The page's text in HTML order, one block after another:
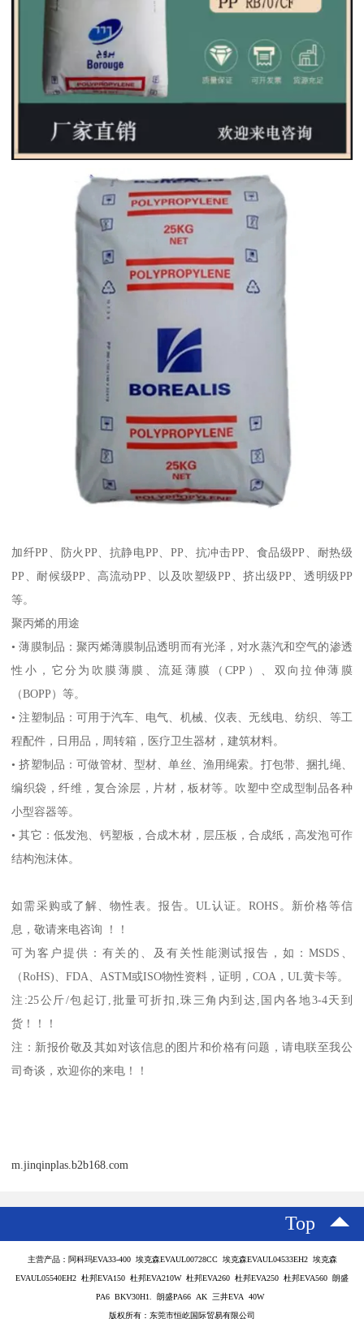
加纤PP 、防火 PP 、抗静电PP PP 、抗冲击PP 、食品级PP 、耐热级
PP 、耐候级PP 、高流动PP 、以及吹塑级PP 、挤出级PP 、透明级PP
等。
聚丙烯的用途
•薄膜制品：聚丙烯薄膜制品透明而有光泽，对水蒸汽和空气的渗透
性小，它分为吹膜薄膜、流延薄膜（CPP ）、双向拉伸薄膜
（BOPP ）等。
•注塑制品：可用于汽车、电气、机械、仪表、无线电、纺织、等工
程配件，日用品，周转箱，医疗卫生器材，建筑材料。
•挤塑制品：可做管材、型材、单丝、渔用绳索。打包带、捆扎绳、
编织袋，纤维，复合涂层，片材，板材等。吹塑中空成型制品各种
小型容器等。
•其它：低发泡、钙塑板，合成木材，层压板，合成纸，高发泡可作
结构泡沫体。
如需采购或了解、物性表。报告。 UL认证。ROHS 。新价格等信
息，敬请来电咨询 ！！
可为客户提供：有关的、及有关性能测试报告，如： MSDS
（RoHS) 、FDA ASTM或ISO物性资料，证明，COA ，UL黄卡等。
注 :25公斤/包起订 批量可折扣 珠三角内到达 国内各地3-4天到
货！！！
注：新报价敬及其如对该信息的图片和价格有问题，请电联至我公
司奇谈，欢迎你的来电！！
m.jinqinplas.b2b168.com
Top
主营产品：阿科玛EVA33-400 埃克森EVAUL00728CC 埃克森EVAUL04533EH2 埃克森
EVAUL05540EH2 杜邦EVA150 杜邦EVA210W 杜邦EVA260 杜邦EVA250 杜邦EVA560 朗盛
PA6 BKV30H1. 朗盛PA66 AK 三井EVA 40W
版权所有：东莞市恒屹国际贸易有限公司